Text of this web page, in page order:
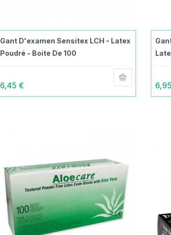
Gant D'examen Sensitex LCH - Latex
Poudré - Boite De 100
6,45 €